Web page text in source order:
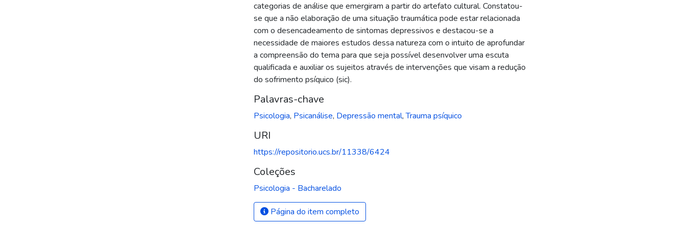
categorias de análise que emergiram a partir do artefato cultural. Constatou-
se que a não elaboração de uma situação traumática pode estar relacionada
com o desencadeamento de sintomas depressivos e destacou-se a
necessidade de maiores estudos dessa natureza com o intuito de aprofundar
a compreensão do tema para que seja possível desenvolver uma escuta
qualificada e auxiliar os sujeitos através de intervenções que visam a redução
do sofrimento psíquico (sic).
Palavras-chave
Psicologia, Psicanálise, Depressão mental,Trauma psíquico
URI
https://repositorio.ucs.br/11338/6424
Coleções
Psicologia - Bacharelado
Página do item completo